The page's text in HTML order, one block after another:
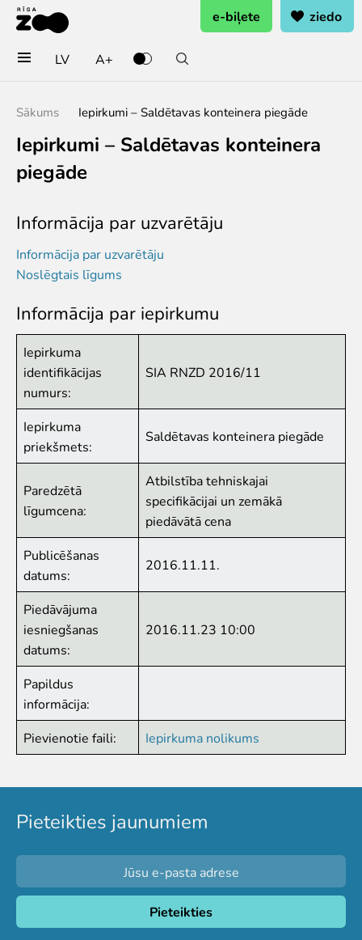
Pērc biļetes vai rezervē
Ieejas biļete
Grupu biļetes (10+ pers.)
Dāvanu karte
Abonements ģimenei
Abonements Goda Ģimenei
Apmeklē
Darba laiks
Zoo karte
Iekšējās kārtības noteikumi
Novērtē Rīga ZOO apmeklējumu!
Jaunumi
Jaunumi
Atbalsti
Krustvecāku programma uzņēmumiem
Krustvecāku programma privātpersonām
Biežāk uzdotie jautājumi
Ziedo un atbalsti
Ekskursijas
Atvērtās ekskursijas
Dzimšanas diena Rīga ZOO
Rīga ZOO slavenībām pa pēdām
Cik dažādi mēs esam
Zvērīgi Seksīgi/Riests
Visas ekskursijas
Ekskursiju un nodarbību noteikumi
Dzīvnieki
Dzīvnieki
Vēro dzīvnieku barošanu!
Tropu mājas digitālā tūre
LV A+
e-biļete ziedo
Sākums Iepirkumi – Saldētavas konteinera piegāde
Iepirkumi – Saldētavas konteinera
piegāde
Informācija par uzvarētāju
Informācija par uzvarētāju
Noslēgtais līgums
Informācija par iepirkumu
Iepirkuma
identifikācijas
numurs:
SIA RNZD 2016/11
Iepirkuma
priekšmets:
Saldētavas konteinera piegāde
Paredzētā
līgumcena:
Atbilstība tehniskajai
specifikācijai un zemākā
piedāvātā cena
Publicēšanas
datums:
2016.11.11.
Piedāvājuma
iesniegšanas
datums:
2016.11.23 10:00
Papildus
informācija:
Pievienotie faili:
Iepirkuma nolikums
Pieteikties jaunumiem